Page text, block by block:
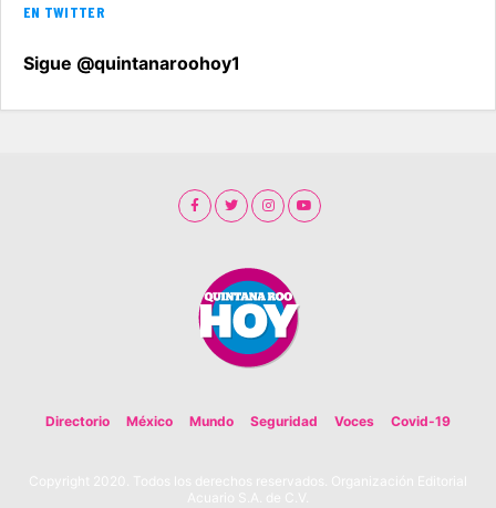
EN TWITTER
Sigue @quintanaroohoy1
Directorio México Mundo Seguridad Voces Covid-19